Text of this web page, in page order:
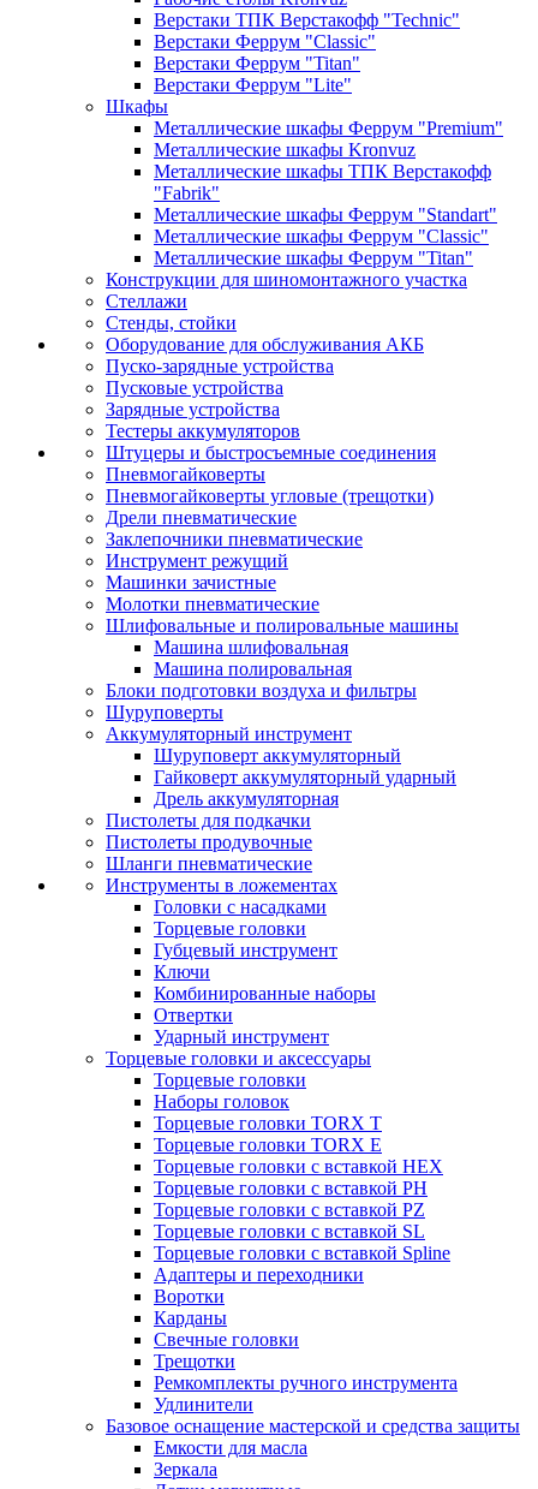
Верстаки ТПК Верстакофф "Technic"
Верстаки Феррум "Classic"
Верстаки Феррум "Titan"
Верстаки Феррум "Lite"
Шкафы
Металлические шкафы Феррум "Premium"
Металлические шкафы Kronvuz
Металлические шкафы ТПК Верстакофф
"Fabrik"
Металлические шкафы Феррум "Standart"
Металлические шкафы Феррум "Classic"
Металлические шкафы Феррум "Titan"
Конструкции для шиномонтажного участка
Стеллажи
Стенды, стойки
Оборудование для обслуживания АКБ
Пуско-зарядные устройства
Пусковые устройства
Зарядные устройства
Тестеры аккумуляторов
Штуцеры и быстросъемные соединения
Пневмогайковерты
Пневмогайковерты угловые (трещотки)
Дрели пневматические
Заклепочники пневматические
Инструмент режущий
Машинки зачистные
Молотки пневматические
Шлифовальные и полировальные машины
Машина шлифовальная
Машина полировальная
Блоки подготовки воздуха и фильтры
Шуруповерты
Аккумуляторный инструмент
Шуруповерт аккумуляторный
Гайковерт аккумуляторный ударный
Дрель аккумуляторная
Пистолеты для подкачки
Пистолеты продувочные
Шланги пневматические
Инструменты в ложементах
Головки с насадками
Торцевые головки
Губцевый инструмент
Ключи
Комбинированные наборы
Отвертки
Ударный инструмент
Торцевые головки и аксессуары
Торцевые головки
Наборы головок
Торцевые головки TORX T
Торцевые головки TORX Е
Торцевые головки с вставкой HEX
Торцевые головки с вставкой PH
Торцевые головки с вставкой PZ
Торцевые головки с вставкой SL
Торцевые головки с вставкой Spline
Адаптеры и переходники
Воротки
Карданы
Свечные головки
Трещотки
Ремкомплекты ручного инструмента
Удлинители
Базовое оснащение мастерской и средства защиты
Емкости для масла
Зеркала